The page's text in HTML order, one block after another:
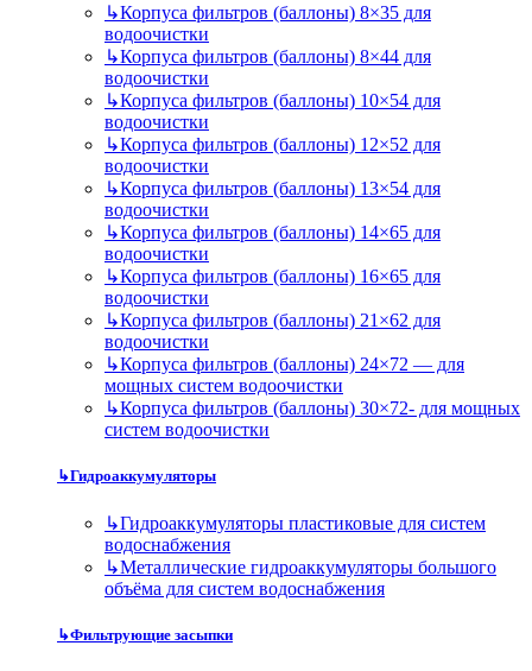
↳Корпуса фильтров (баллоны) 8×35 для
водоочистки
↳Корпуса фильтров (баллоны) 8×44 для
водоочистки
↳Корпуса фильтров (баллоны) 10×54 для
водоочистки
↳Корпуса фильтров (баллоны) 12×52 для
водоочистки
↳Корпуса фильтров (баллоны) 13×54 для
водоочистки
↳Корпуса фильтров (баллоны) 14×65 для
водоочистки
↳Корпуса фильтров (баллоны) 16×65 для
водоочистки
↳Корпуса фильтров (баллоны) 21×62 для
водоочистки
↳Корпуса фильтров (баллоны) 24×72 — для
мощных систем водоочистки
↳Корпуса фильтров (баллоны) 30×72- для мощных
систем водоочистки
↳Гидроаккумуляторы
↳Гидроаккумуляторы пластиковые для систем
водоснабжения
↳Металлические гидроаккумуляторы большого
объёма для систем водоснабжения
↳Фильтрующие засыпки